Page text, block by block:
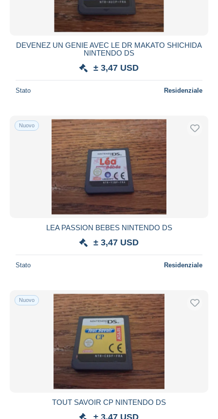
DEVENEZ UN GENIE AVEC LE DR MAKATO SHICHIDA
NINTENDO DS
± 3,47 USD
Stato Residenziale
Nuovo
LEA PASSION BEBES NINTENDO DS
± 3,47 USD
Stato Residenziale
Nuovo
TOUT SAVOIR CP NINTENDO DS
± 3,47 USD